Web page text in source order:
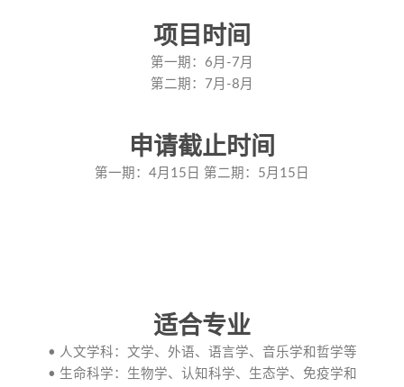
项目时间
第一期：6月-7月
第二期：7月-8月
申请截止时间
第一期：4月15日 第二期：5月15日
适合专业
• 人文学科：文学、外语、语言学、音乐学和哲学等
• 生命科学：生物学、认知科学、生态学、免疫学和